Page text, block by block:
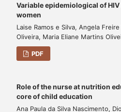
Variable epidemiological of
women
Laise Ramos e Silva, Angela
Oliveira, Maria Eliane Martins
PDF
Role of the nurse at nutrition
core of child education
Ana Paula da Silva Nascimento,